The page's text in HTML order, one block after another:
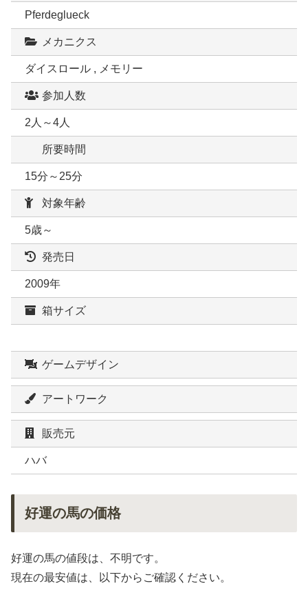
Pferdeglueck
メカニクス
ダイスロール , メモリー
参加人数
2人～4人
所要時間
15分～25分
対象年齢
5歳～
発売日
2009年
箱サイズ
ゲームデザイン
アートワーク
販売元
ハバ
好運の馬の価格
好運の馬の値段は、不明です。
現在の最安値は、以下からご確認ください。